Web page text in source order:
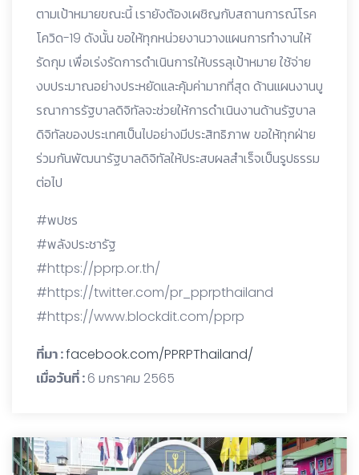
ตามเป้าหมายขณะนี้ เรายังต้องเผชิญกับสถานการณ์โรค
โควิด-19 ดังนั้น ขอให้ทุกหน่วยงานวางแผนการทำงานให้
รัดกุม เพื่อเร่งรัดการดำเนินการให้บรรลุเป้าหมาย ใช้จ่าย
งบประมาณอย่างประหยัดและคุ้มค่ามากที่สุด ด้านแผนงานบู
รณาการรัฐบาลดิจิทัลจะช่วยให้การดำเนินงานด้านรัฐบาล
ดิจิทัลของประเทศเป็นไปอย่างมีประสิทธิภาพ ขอให้ทุกฝ่าย
ร่วมกันพัฒนารัฐบาลดิจิทัลให้ประสบผลสำเร็จเป็นรูปธรรม
ต่อไป
#พปชร
#พลังประชารัฐ
#https://pprp.or.th/
#https://twitter.com/pr_pprpthailand
#https://www.blockdit.com/pprp
ที่มา :facebook.com/PPRPThailand/
เมื่อวันที่ :6 มกราคม 2565